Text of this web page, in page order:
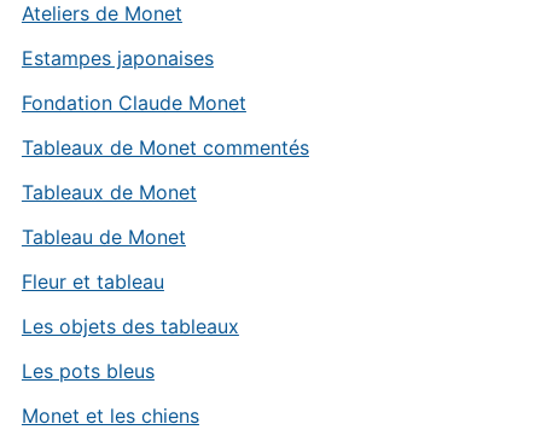
Ateliers de Monet
Estampes japonaises
Fondation Claude Monet
Tableaux de Monet commentés
Tableaux de Monet
Tableau de Monet
Fleur et tableau
Les objets des tableaux
Les pots bleus
Monet et les chiens